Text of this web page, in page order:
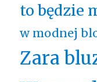
to będzie
w modnej
Zara